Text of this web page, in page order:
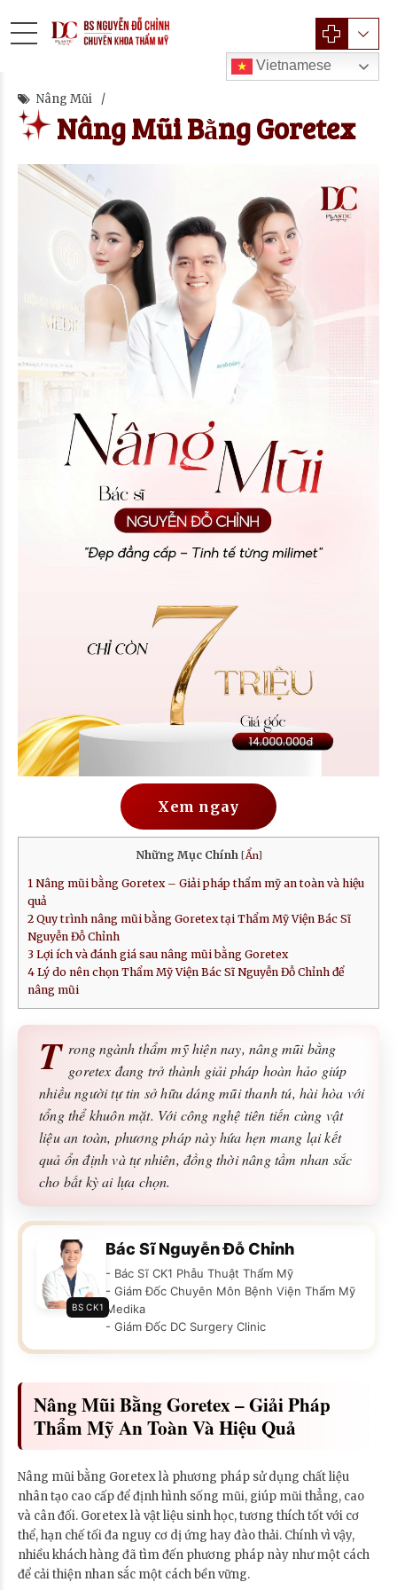
Vietnamese
Nâng Mũi
Nâng Mũi Bằng Goretex
Xem ngay
Những Mục Chính [Ẩn]
1 Nâng mũi bằng Goretex – Giải pháp thẩm mỹ an toàn và hiệu
quả
2 Quy trình nâng mũi bằng Goretex tại Thẩm Mỹ Viện Bác Sĩ
Nguyễn Đỗ Chỉnh
3 Lợi ích và đánh giá sau nâng mũi bằng Goretex
4 Lý do nên chọn Thẩm Mỹ Viện Bác Sĩ Nguyễn Đỗ Chỉnh để
nâng mũi
T rong ngành thẩm mỹ hiện nay, nâng mũi bằng
goretex đang trở thành giải pháp hoàn hảo giúp
nhiều người tự tin sở hữu dáng mũi thanh tú, hài hòa với
tổng thể khuôn mặt. Với công nghệ tiên tiến cùng vật
liệu an toàn, phương pháp này hứa hẹn mang lại kết
quả ổn định và tự nhiên, đồng thời nâng tầm nhan sắc
cho bất kỳ ai lựa chọn.
BS CK1
Bác Sĩ Nguyễn Đỗ Chỉnh
- Bác Sĩ CK1 Phẫu Thuật Thẩm Mỹ
- Giám Đốc Chuyên Môn Bệnh Viện Thẩm Mỹ
Medika
- Giám Đốc DC Surgery Clinic
Nâng Mũi Bằng Goretex – Giải Pháp
Thẩm Mỹ An Toàn Và Hiệu Quả
Nâng mũi bằng Goretex là phương pháp sử dụng chất liệu
nhân tạo cao cấp để định hình sống mũi, giúp mũi thẳng, cao
và cân đối. Goretex là vật liệu sinh học, tương thích tốt với cơ
thể, hạn chế tối đa nguy cơ dị ứng hay đào thải. Chính vì vậy,
nhiều khách hàng đã tìm đến phương pháp này như một cách
để cải thiện nhan sắc một cách bền vững.